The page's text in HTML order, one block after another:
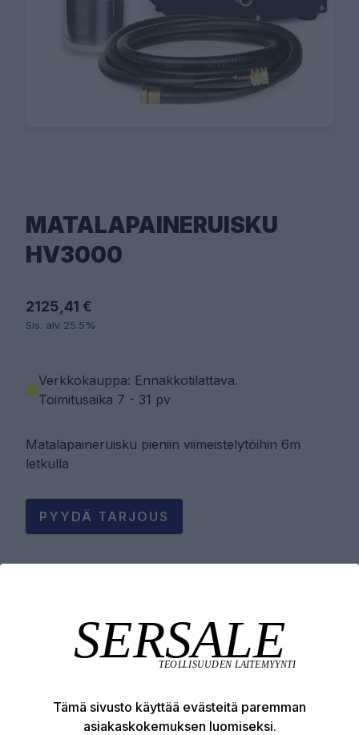
MATALAPAINERUISKU
HV3000
2125,41 €
Sis. alv 25.5%
Verkkokauppa: Ennakkotilattava.
Toimitusaika 7 - 31 pv
Matalapaineruisku pieniin viimeistelytöihin 6m
letkulla
PYYDÄ TARJOUS
Tekniset edut
Tämä sivusto käyttää evästeitä paremman
asiakaskokemuksen luomiseksi.